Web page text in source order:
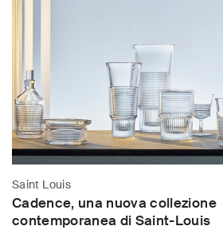
Saint Louis
Cadence, una nuova collezione
contemporanea di Saint-Louis